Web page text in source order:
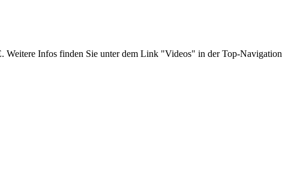
Infos finden Sie unter dem Link "Videos" in der Top-Navigation